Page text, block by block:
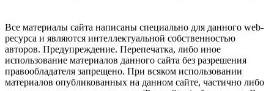
Все материалы сайта написаны специально для данного web-
ресурса и являются интеллектуальной собственностью
авторов. Предупреждение. Перепечатка, либо иное
использование материалов данного сайта без разрешения
правообладателя запрещено. При всяком использовании
материалов опубликованных на данном сайте, частично либо